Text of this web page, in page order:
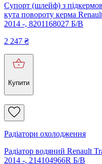
Супорт (шлейф) з
кута повороту керма
2014 -, 8201168027 Б/В
2 247 ₴
Купити
Радіатори охолодження
Радіатор водяний Renault
2014 -, 214104966R Б/В